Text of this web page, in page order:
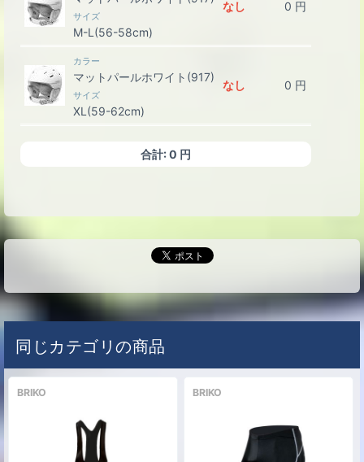
サイズ
M-L(56-58cm)
なし 0 円
カラー
マットパールホワイト(917)
サイズ
XL(59-62cm)
なし 0 円
マットシーブルー(924)
カラー
なし 0円
カラー
マットシーブルー(924)
XL(59-62cm)
なし 0円
カラー
マットレッドルビー(925)
S(52-55cm)
カラー
合計:0 円
同じカテゴリの商品
BRIKO BRIKO